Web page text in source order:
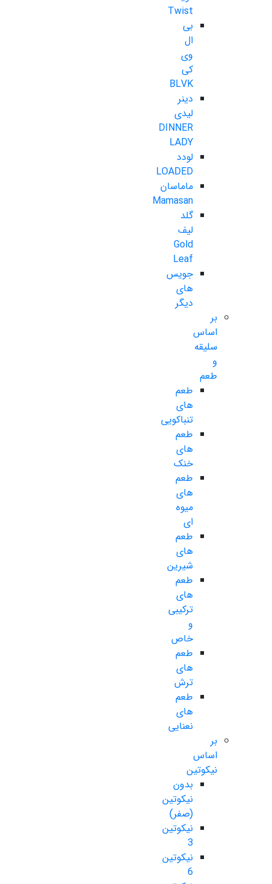
Twist
بی
ال
وی
کی
BLVK
دینر
لیدی
DINNER
LADY
لودد
LOADED
ماماسان
Mamasan
گلد
لیف
Gold
Leaf
جویس
های
دیگر
بر
اساس
سلیقه
و
طعم
طعم
های
تنباکویی
طعم
های
خنک
طعم
های
میوه
ای
طعم
های
شیرین
طعم
های
ترکیبی
و
خاص
طعم
های
ترش
طعم
های
نعنایی
بر
اساس
نیکوتین
بدون
نیکوتین
(صفر)
نیکوتین
3
نیکوتین
6